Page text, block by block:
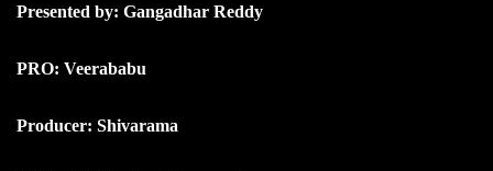
Presented by: Gangadhar Reddy
PRO: Veerababu
Producer: Shivarama